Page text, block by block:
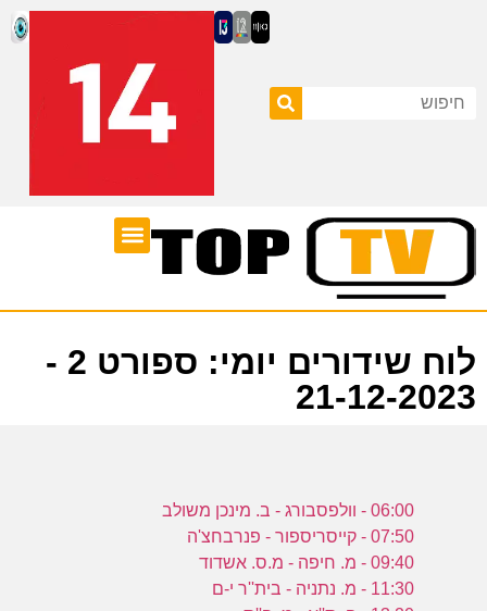
לוח שידורים יומי: ספורט 2 -
21-12-2023
06:00 - וולפסבורג - ב. מינכן משולב
07:50 - קייסריספור - פנרבחצ'ה
09:40 - מ. חיפה - מ.ס. אשדוד
11:30 - מ. נתניה - בית''ר י-ם